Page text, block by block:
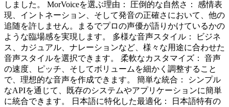
しました。 MorVoiceを選ぶ理由： 圧倒的な自然さ： 感情表
現、イントネーション、そして発音の正確さにおいて、他の
追随を許しません。まるでプロの声優が語りかけているかの
ような臨場感を実現します。 多様な音声スタイル： ビジネ
ス、カジュアル、ナレーションなど、様々な用途に合わせた
音声スタイルを選択できます。 柔軟なカスタマイズ： 音声
の速度、ピッチ、そしてボリュームを細かく調整すること
で、理想的な音声を作成できます。 簡単な統合： シンプル
なAPIを通じて、既存のシステムやアプリケーションに簡単
に統合できます。 日本語に特化した最適化： 日本語特有の